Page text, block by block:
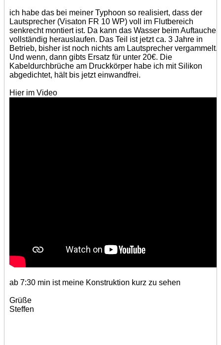
ich habe das bei meiner Typhoon so realisiert, dass der
Lautsprecher (Visaton FR 10 WP) voll im Flutbereich
senkrecht montiert ist. Da kann das Wasser beim Auftauchen
vollständig herauslaufen. Das Teil ist jetzt ca. 3 Jahre in
Betrieb, bisher ist noch nichts am Lautsprecher vergammelt.
Und wenn, dann gibts Ersatz für unter 20€. Die
Kabeldurchbrüche am Druckkörper habe ich mit Silikon
abgedichtet, hält bis jetzt einwandfrei.
Hier im Video
ab 7:30 min ist meine Konstruktion kurz zu sehen
Grüße
Steffen